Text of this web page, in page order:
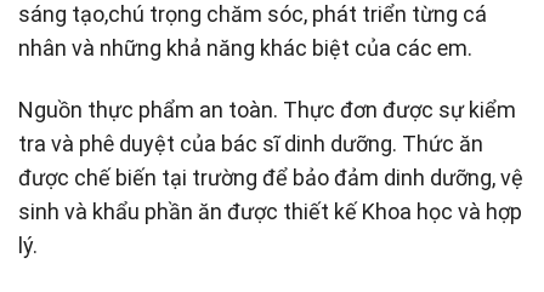
sáng tạo,chú trọng chăm sóc, phát triển từng cá
nhân và những khả năng khác biệt của các em.
Nguồn thực phẩm an toàn. Thực đơn được sự kiểm
tra và phê duyệt của bác sĩ dinh dưỡng. Thức ăn
được chế biến tại trường để bảo đảm dinh dưỡng, vệ
sinh và khẩu phần ăn được thiết kế Khoa học và hợp
lý.